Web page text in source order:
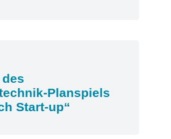
Planspiels
Start-up“